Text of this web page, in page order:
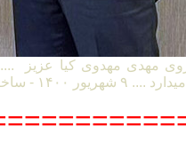
مهدی مهدوی کیا عزیز
فدراسیون فوتبال ایران